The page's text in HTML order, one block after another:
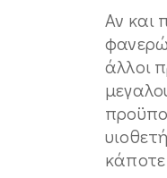
Αν και
άλλοι